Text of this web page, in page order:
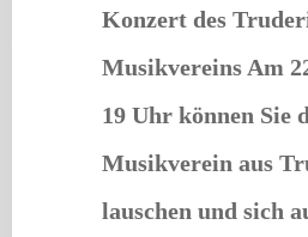
Konzert des
Musikvereins Am
19 Uhr können Sie
Musikverein aus
lauschen und sich